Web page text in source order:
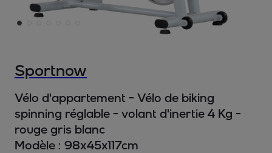
Sportnow
Vélo d'appartement - Vélo de biking
spinning réglable - volant d'inertie 4 Kg -
rouge gris blanc
Modèle : 98x45x117cm